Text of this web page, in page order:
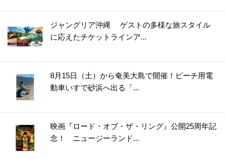
ジャングリア沖縄 ゲストの多様な旅スタイル
に応えたチケットラインア...
8月15日（土）から奄美大島で開催！ビーチ用電
動車いすで砂浜へ出る「...
映画『ロード・オブ・ザ・リング』公開25周年記
念！ ニュージーランド...